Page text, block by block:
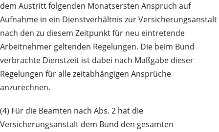
dem Austritt folgenden Monatsersten Anspruch auf
Aufnahme in ein Dienstverhältnis zur Versicherungsanstalt
nach den zu diesem Zeitpunkt für neu eintretende
Arbeitnehmer geltenden Regelungen. Die beim Bund
verbrachte Dienstzeit ist dabei nach Maßgabe dieser
Regelungen für alle zeitabhängigen Ansprüche
anzurechnen.
(4) Für die Beamten nach Abs. 2 hat die
Versicherungsanstalt dem Bund den gesamten